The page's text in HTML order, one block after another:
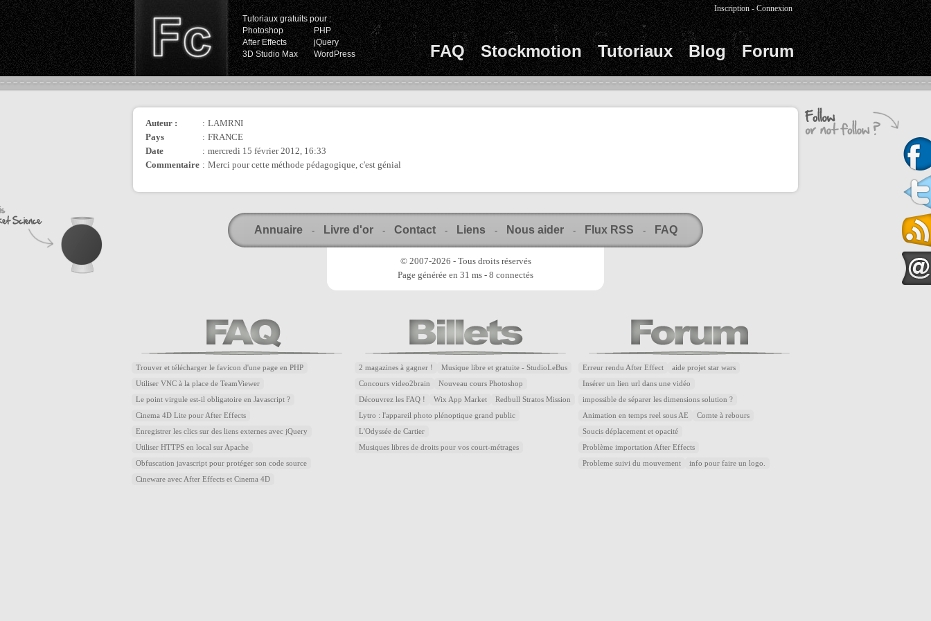
Tutoriaux gratuits pour :
Photoshop
PHP
After Effects
jQuery
3D Studio Max
WordPress FAQ Stockmotion Tutoriaux Blog Forum
Inscription -Connexion
Auteur : : LAMRNI
Pays
: FRANCE
Date
: mercredi 15 février 2012, 16:33
Commentaire : Merci pour cette méthode pédagogique, c'est génial
Annuaire - Livre d'or - Contact - Liens - Nous aider - Flux RSS - FAQ
© 2007-2026 - Tous droits réservés
Page générée en 31 ms - 8 connectés
Trouver et télécharger le favicon d'une page en PHP
Utiliser VNC à la place de TeamViewer
Le point virgule est-il obligatoire en Javascript ?
Cinema 4D Lite pour After Effects
Enregistrer les clics sur des liens externes avec jQuery
Utiliser HTTPS en local sur Apache
Obfuscation javascript pour protéger son code source
Cineware avec After Effects et Cinema 4D
2 magazines à gagner ! Musique libre et gratuite - StudioLeBus
Concours video2brain Nouveau cours Photoshop
Découvrez les FAQ ! Wix App Market Redbull Stratos Mission
Lytro : l'appareil photo plénoptique grand public
L'Odyssée de Cartier
Musiques libres de droits pour vos court-métrages
Erreur rendu After Effect aide projet star wars
Insérer un lien url dans une vidéo
impossible de séparer les dimensions solution ?
Animation en temps reel sous AE Comte à rebours
Soucis déplacement et opacité
Problème importation After Effects
Probleme suivi du mouvement info pour faire un logo.